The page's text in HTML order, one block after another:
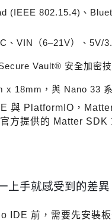
(IEEE 802.15.4)、
、VIN（6–21V）、5V/
Vault® 安全加密
x 18mm，與 Nano 33
與 PlatformIO，
方提供的 Matter SDK
上手就感受到的差異
IDE 前，需要先安裝